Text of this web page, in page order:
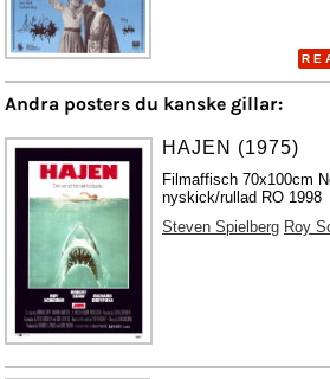
R E
Andra posters du kanske gillar:
HAJEN (1975)
Filmaffisch 70x100cm
nyskick/rullad RO 1998
Steven Spielberg Roy